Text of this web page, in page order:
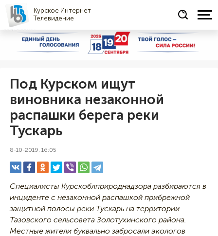
Курское Интернет
Телевидение
СОЦРЕКЛАМА
Под Курском ищут
виновника незаконной
распашки берега реки
Тускарь
8-10-2019, 16:05
Специалисты Курскоблприроднадзора разбираются в
инциденте с незаконной распашкой прибрежной
защитной полосы реки Тускарь на территории
Тазовского сельсовета Золотухинского района.
Местные жители буквально забросали экологов